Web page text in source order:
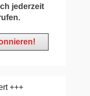
jederzeit
+++